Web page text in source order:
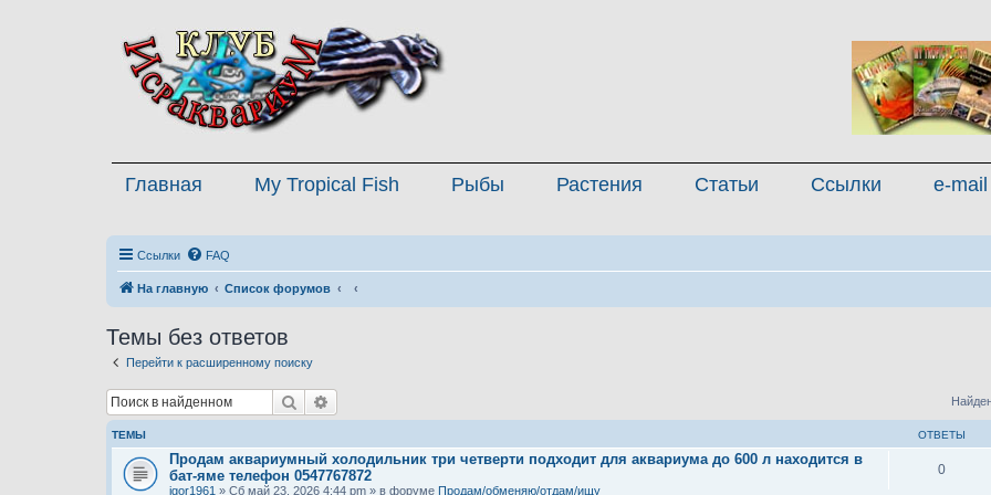
Главная My Tropical Fish Рыбы Растения Статьи Ссылки e-mail
Ссылки FAQ
На главную Список форумов
Темы без ответов
Перейти к расширенному поиску
Поиск
ТЕМЫ ОТВЕТЫ
Продам аквариумный холодильник три четверти подходит для аквариума до 600 л находится в
бат-яме телефон 0547767872
igor1961 » Сб май 23, 2026 4:44 pm » в форуме Продам/обменяю/отдам/ищу
0